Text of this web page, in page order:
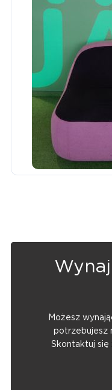
Możesz
potrzebujesz
Skontaktuj się